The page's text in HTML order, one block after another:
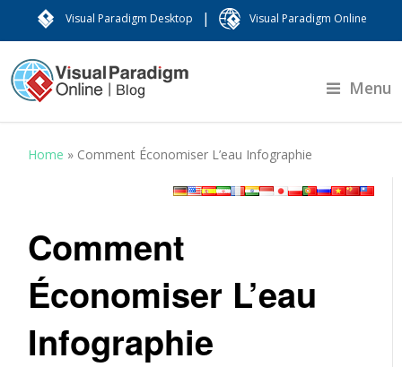
Visual Paradigm Desktop | Visual Paradigm Online
Menu
Home » Comment Économiser L’eau Infographie
Comment
Économiser L’eau
Infographie